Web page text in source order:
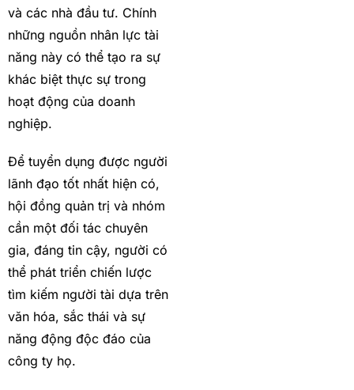
và các nhà đầu tư. Chính
những nguồn nhân lực tài
năng này có thể tạo ra sự
khác biệt thực sự trong
hoạt động của doanh
nghiệp.
Để tuyển dụng được người
lãnh đạo tốt nhất hiện có,
hội đồng quản trị và nhóm
cần một đối tác chuyên
gia, đáng tin cậy, người có
thể phát triển chiến lược
tìm kiếm người tài dựa trên
văn hóa, sắc thái và sự
năng động độc đáo của
công ty họ.